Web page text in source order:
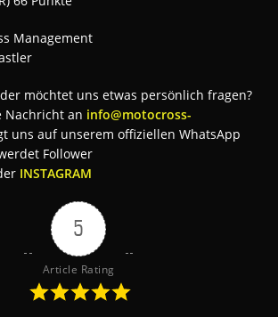
Management
möchtet uns etwas persönlich fragen?
Nachricht an info@motocross-
uns auf unserem offiziellen WhatsApp
Follower
INSTAGRAM
5
Article Rating